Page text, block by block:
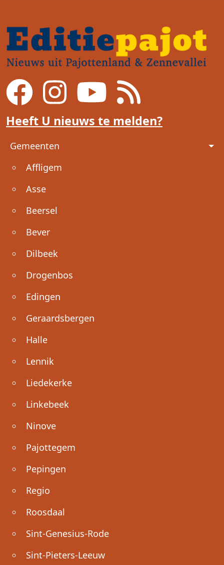
Heeft U nieuws te melden?
Voet
Gemeenten
Affligem
Asse
Beersel
Bever
Dilbeek
Drogenbos
Edingen
Geraardsbergen
Halle
Lennik
Liedekerke
Linkebeek
Ninove
Pajottegem
Pepingen
Regio
Roosdaal
Sint-Genesius-Rode
Sint-Pieters-Leeuw